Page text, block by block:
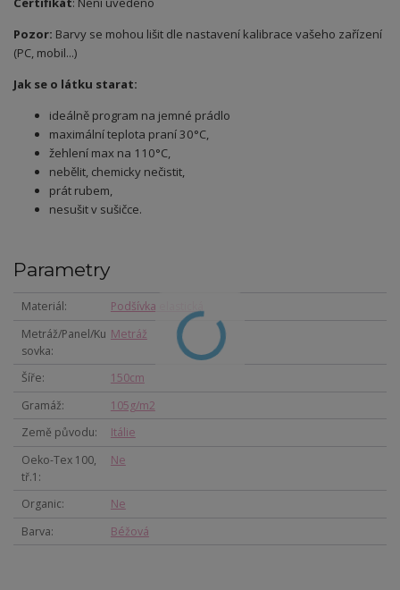
Pozor: Barvy se mohou lišit dle nastavení kalibrace vašeho zařízení
(PC, mobil...)
Jak se o látku starat:
ideálně program na jemné prádlo
maximální teplota praní 30°C,
žehlení max na 110°C,
nebělit, chemicky nečistit,
prát rubem,
nesušit v sušičce.
Parametry
Materiál
Podšívka elastická
Metráž/Panel/Ku
sovka
Metráž
Šíře
150cm
Gramáž
105g/m2
Země původu
Itálie
Oeko-Tex 100,
tř.1
Ne
Organic
Ne
Barva
Béžová